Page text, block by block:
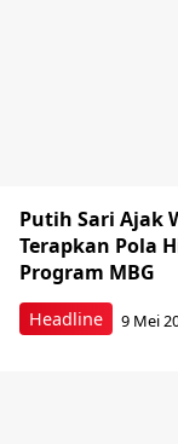
Headline
Putih Sari Ajak
Terapkan Pola
Program MBG
9 Mei